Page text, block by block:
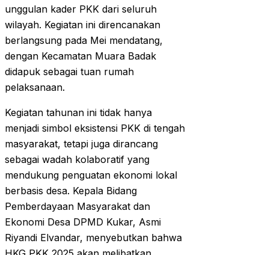
unggulan kader PKK dari seluruh
wilayah. Kegiatan ini direncanakan
berlangsung pada Mei mendatang,
dengan Kecamatan Muara Badak
didapuk sebagai tuan rumah
pelaksanaan.
Kegiatan tahunan ini tidak hanya
menjadi simbol eksistensi PKK di tengah
masyarakat, tetapi juga dirancang
sebagai wadah kolaboratif yang
mendukung penguatan ekonomi lokal
berbasis desa. Kepala Bidang
Pemberdayaan Masyarakat dan
Ekonomi Desa DPMD Kukar, Asmi
Riyandi Elvandar, menyebutkan bahwa